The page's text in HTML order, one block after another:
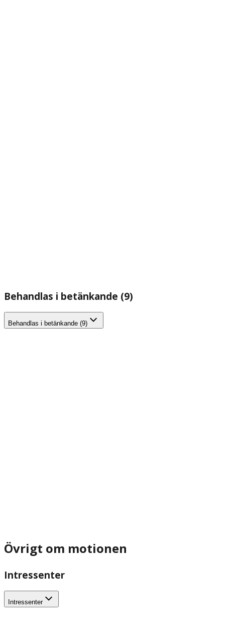
Behandlas i betänkande (9)
Behandlas i betänkande (9)
Övrigt om motionen
Intressenter
Intressenter